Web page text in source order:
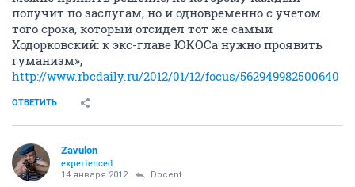
получит по заслугам, но и одновременно с учетом
того срока, который отсидел тот же самый
Ходорковский: к экс-главе ЮКОСа нужно проявить
гуманизм»,
http://www.rbcdaily.ru/2012/01/12/focus/562949982500640
ОТВЕТИТЬ
Zavulon
experienced
14 января 2012 Docent